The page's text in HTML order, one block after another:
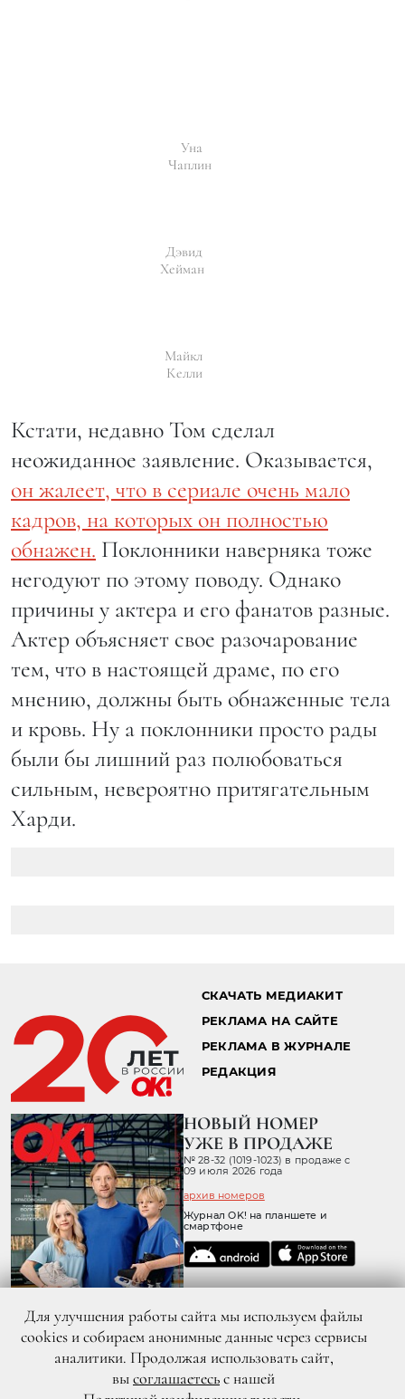
Уна
Чаплин
Дэвид
Хейман
Майкл
Келли
Кстати, недавно Том сделал
неожиданное заявление. Оказывается,
он жалеет, что в сериале очень мало
кадров, на которых он полностью
обнажен. Поклонники наверняка тоже
негодуют по этому поводу. Однако
причины у актера и его фанатов разные.
Актер объясняет свое разочарование
тем, что в настоящей драме, по его
мнению, должны быть обнаженные тела
и кровь. Ну а поклонники просто рады
были бы лишний раз полюбоваться
сильным, невероятно притягательным
Харди.
СКАЧАТЬ МЕДИАКИТ
РЕКЛАМА НА САЙТЕ
РЕКЛАМА В ЖУРНАЛЕ
РЕДАКЦИЯ
НОВЫЙ НОМЕР
УЖЕ В ПРОДАЖЕ
№ 28-32 (1019-1023) в продаже с
09 июля 2026 года
архив номеров
Журнал OK! на планшете и
смартфоне
Для улучшения работы сайта мы используем файлы
cookies и собираем анонимные данные через сервисы
аналитики. Продолжая использовать сайт,
высоглашаетесьс нашей